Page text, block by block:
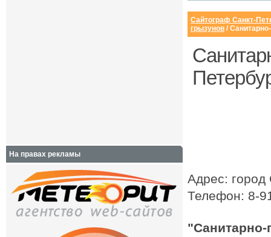
Сайтограф Санкт-
грызунов /
Адрес: город
Телефон: 8-
"Санитарно-
На правах рекламы